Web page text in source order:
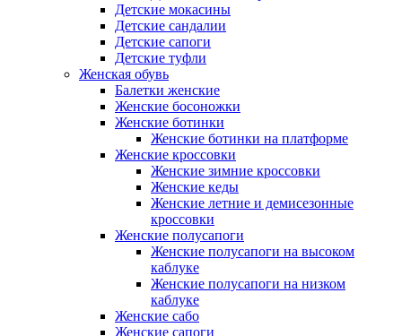
Детские мокасины
Детские сандалии
Детские сапоги
Детские туфли
Женская обувь
Балетки женские
Женские босоножки
Женские ботинки
Женские ботинки на платформе
Женские кроссовки
Женские зимние кроссовки
Женские кеды
Женские летние и демисезонные
кроссовки
Женские полусапоги
Женские полусапоги на высоком
каблуке
Женские полусапоги на низком
каблуке
Женские сабо
Женские сапоги